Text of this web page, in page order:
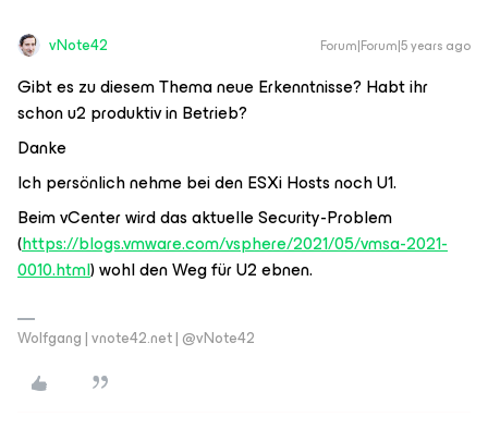
vNote42 Forum|Forum|5 years ago
Gibt es zu diesem Thema neue Erkenntnisse? Habt ihr
schon u2 produktiv in Betrieb?
Danke
Ich persönlich nehme bei den ESXi Hosts noch U1.
Beim vCenter wird das aktuelle Security-Problem
(https://blogs.vmware.com/vsphere/2021/05/vmsa-2021-
0010.html) wohl den Weg für U2 ebnen.
Wolfgang | vnote42.net | @vNote42